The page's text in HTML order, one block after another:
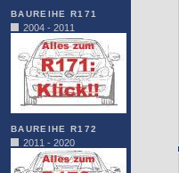
BAUREIHE R171
2004 - 2011
BAUREIHE R172
2011 - 2020